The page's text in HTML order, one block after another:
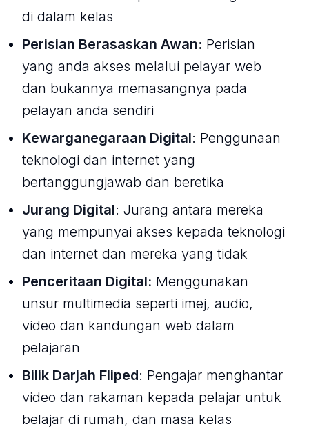
di dalam kelas
Perisian Berasaskan Awan: Perisian
yang anda akses melalui pelayar web
dan bukannya memasangnya pada
pelayan anda sendiri
Kewarganegaraan Digital: Penggunaan
teknologi dan internet yang
bertanggungjawab dan beretika
Jurang Digital: Jurang antara mereka
yang mempunyai akses kepada teknologi
dan internet dan mereka yang tidak
Penceritaan Digital: Menggunakan
unsur multimedia seperti imej, audio,
video dan kandungan web dalam
pelajaran
Bilik Darjah Fliped: Pengajar menghantar
video dan rakaman kepada pelajar untuk
belajar di rumah, dan masa kelas